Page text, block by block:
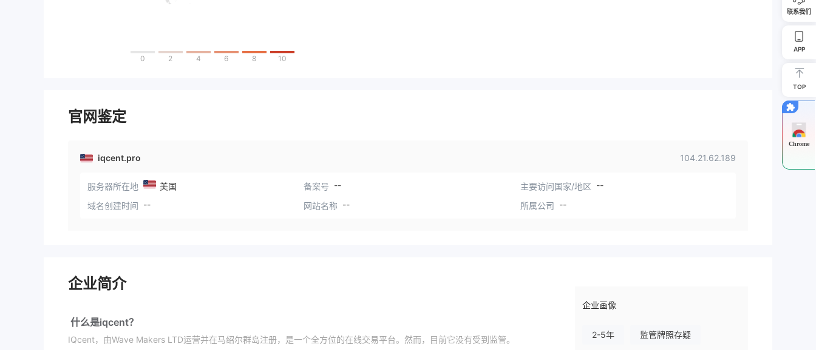
0 2 4 6 8 10
官网鉴定
iqcent.pro 104.21.62.189
服务器所在地 美国 备案号 -- 主要访问国家/地区 --
域名创建时间 -- 网站名称 -- 所属公司 --
企业简介
什么是iqcent？
IQcent，由Wave Makers LTD运营并在马绍尔群岛注册，是一个全方位的在线交易平台。然而，目前它没有受到监管。
企业画像
2-5年 监管牌照存疑
联系我们
APP
TOP
Chrome